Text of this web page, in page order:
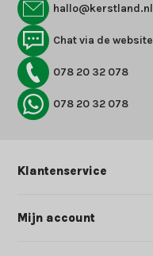
hallo@kerstland.nl
Chat via de website
078 20 32 078
078 20 32 078
Klantenservice
Mijn account